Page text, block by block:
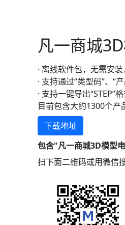
凡一商城
· 离线软件包，无需安
· 支持通过“类型码”、“
· 支持一键导出“STEP”
目前包含大约1300个
下载地址
包含"凡一商城3D模型
扫下面二维码或用微信